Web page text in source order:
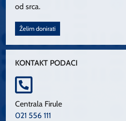
od srca.
Želim donirati
KONTAKT PODACI
Centrala Firule
021 556 111